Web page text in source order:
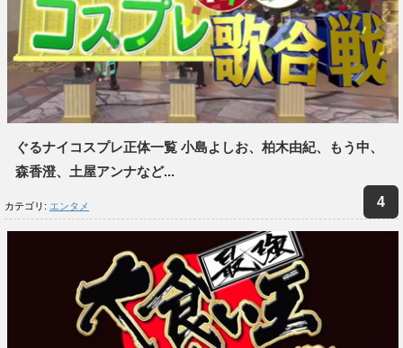
ぐるナイコスプレ正体一覧 小島よしお、柏木由紀、もう中、
森香澄、土屋アンナなど...
カテゴリ: エンタメ